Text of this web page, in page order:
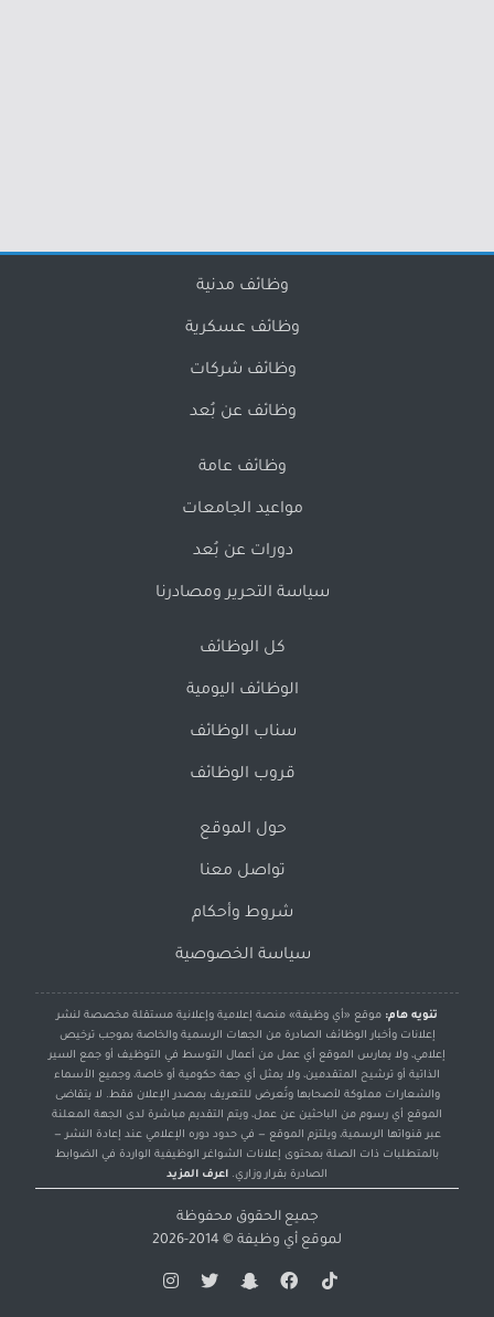
وظائف مدنية
وظائف عسكرية
وظائف شركات
وظائف عن بُعد
وظائف عامة
مواعيد الجامعات
دورات عن بُعد
سياسة التحرير ومصادرنا
كل الوظائف
الوظائف اليومية
سناب الوظائف
قروب الوظائف
حول الموقع
تواصل معنا
شروط وأحكام
سياسة الخصوصية
تنويه هام: موقع «أي وظيفة» منصة إعلامية وإعلانية مستقلة مخصصة لنشر
إعلانات وأخبار الوظائف الصادرة من الجهات الرسمية والخاصة بموجب ترخيص
إعلامي، ولا يمارس الموقع أي عمل من أعمال التوسط في التوظيف أو جمع السير
الذاتية أو ترشيح المتقدمين، ولا يمثل أي جهة حكومية أو خاصة، وجميع الأسماء
والشعارات مملوكة لأصحابها وتُعرض للتعريف بمصدر الإعلان فقط. لا يتقاضى
الموقع أي رسوم من الباحثين عن عمل، ويتم التقديم مباشرة لدى الجهة المعلنة
عبر قنواتها الرسمية، ويلتزم الموقع — في حدود دوره الإعلامي عند إعادة النشر —
بالمتطلبات ذات الصلة بمحتوى إعلانات الشواغر الوظيفية الواردة في الضوابط
الصادرة بقرار وزاري. اعرف المزيد
جميع الحقوق محفوظة
لموقع أي وظيفة © 2014-2026